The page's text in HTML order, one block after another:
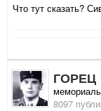
Что тут сказать?
ГОРЕЦ
8097